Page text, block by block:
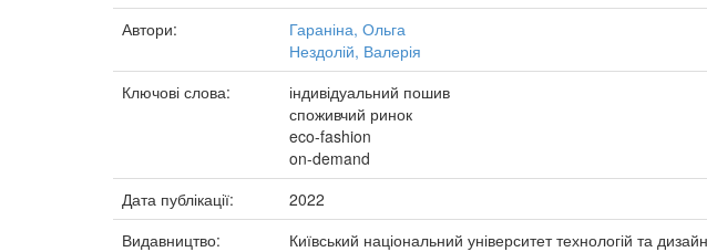
Автори:
Гараніна, Ольга
Нездолій, Валерія
Ключові слова:
індивідуальний пошив
споживчий ринок
eco-fashion
on-demand
Дата публікації:
2022
Видавництво:
Київський національний університет технологій та